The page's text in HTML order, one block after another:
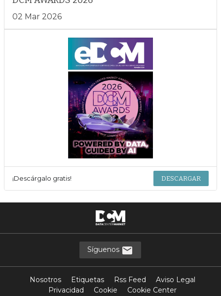
02 Mar 2026
¡Descárgalo gratis! DESCARGAR
Síguenos
Nosotros Etiquetas Rss Feed
Aviso Legal
Privacidad
Cookie Cookie Center